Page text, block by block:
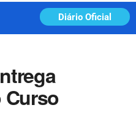
Diário Oficial